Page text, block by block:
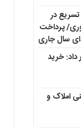
تسریع در
پرداخت
داد: خرید
املاک و